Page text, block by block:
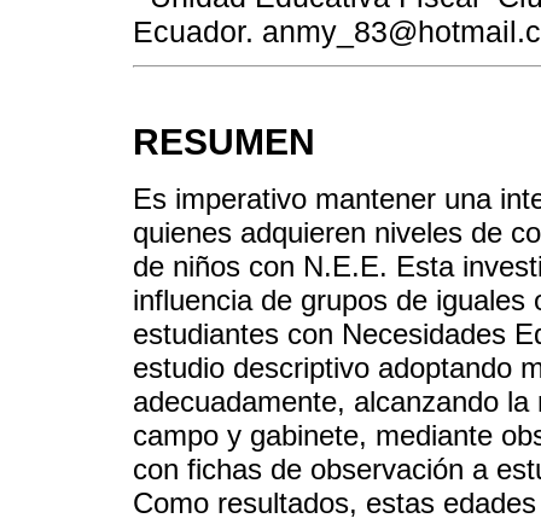
Ecuador.
RESUMEN
Es imperativo mantener una
quienes adquieren niveles de
de niños con N.E.E. Esta
influencia de grupos de
estudiantes con Necesidades
estudio descriptivo adoptando
adecuadamente, alcanzando
campo y gabinete, mediante
con fichas de observación a
Como resultados, estas